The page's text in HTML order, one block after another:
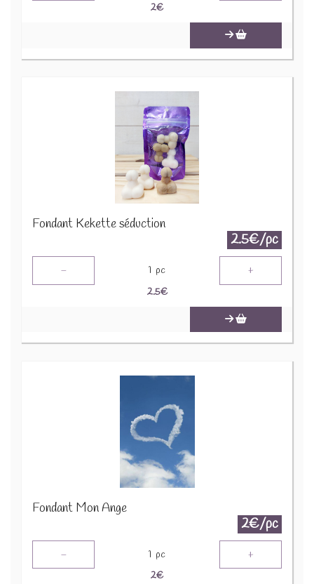
2€
Fondant Kekette séduction
2.5€/pc
- 1 pc +
2.5€
Fondant Mon Ange
2€/pc
- 1 pc +
2€